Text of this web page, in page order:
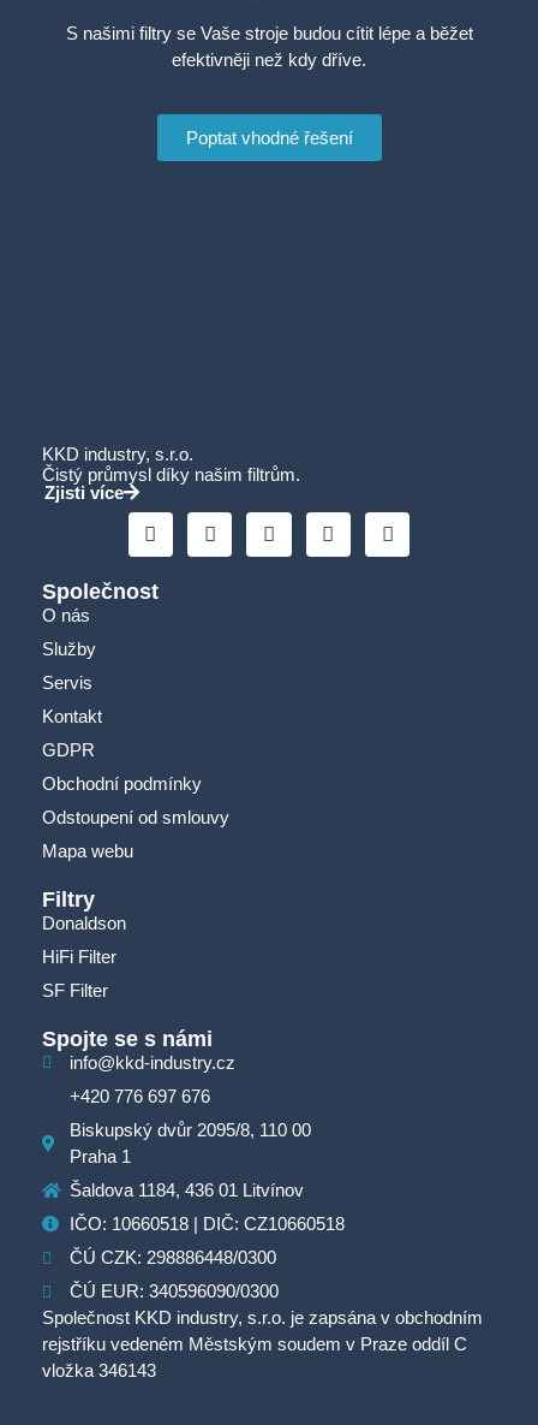
S našimi filtry se Vaše stroje budou cítit lépe a běžet
efektivněji než kdy dříve.
Poptat vhodné řešení
KKD industry, s.r.o.
Čistý průmysl díky našim filtrům.
Zjisti více
Společnost
O nás
Služby
Servis
Kontakt
GDPR
Obchodní podmínky
Odstoupení od smlouvy
Mapa webu
Filtry
Donaldson
HiFi Filter
SF Filter
Spojte se s námi
info@kkd-industry.cz
+420 776 697 676
Biskupský dvůr 2095/8, 110 00
Praha 1
Šaldova 1184, 436 01 Litvínov
IČO: 10660518 | DIČ: CZ10660518
ČÚ CZK: 298886448/0300
ČÚ EUR: 340596090/0300
Společnost KKD industry, s.r.o. je zapsána v obchodním
rejstříku vedeném Městským soudem v Praze oddíl C
vložka 346143